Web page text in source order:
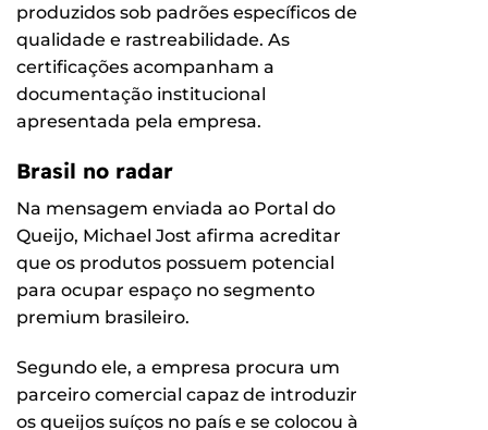
produzidos sob padrões específicos de
qualidade e rastreabilidade. As
certificações acompanham a
documentação institucional
apresentada pela empresa.
Brasil no radar
Na mensagem enviada ao Portal do
Queijo, Michael Jost afirma acreditar
que os produtos possuem potencial
para ocupar espaço no segmento
premium brasileiro.
Segundo ele, a empresa procura um
parceiro comercial capaz de introduzir
os queijos suíços no país e se colocou à